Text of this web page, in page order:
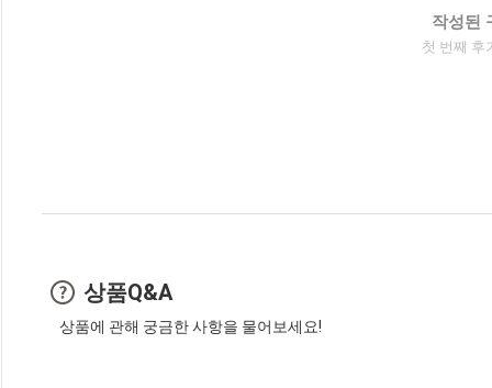
작성된
첫 번째 후
상품Q&A
상품에 관해 궁금한 사항을 물어보세요!